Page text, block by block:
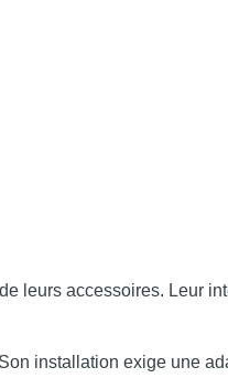
leurs accessoires. Leur
installation exige une